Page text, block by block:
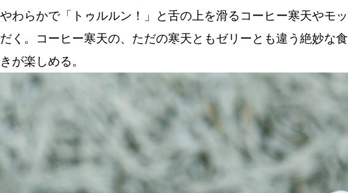
京都の書店
ABOUT US
チケットプレゼント応募
やわらかで「トゥルルン！」と舌の上を滑るコーヒー寒天やモ
だく。コーヒー寒天の、ただの寒天ともゼリーとも違う絶妙な
きが楽しめる。